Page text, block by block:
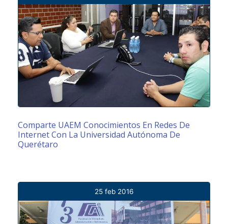
Comparte UAEM Conocimientos En Redes De
Internet Con La Universidad Autónoma De
Querétaro
25 feb 2016